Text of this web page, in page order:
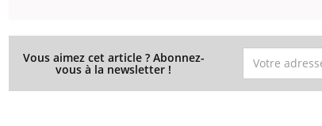
Vous aimez cet article ? Abonnez-
vous à la newsletter !